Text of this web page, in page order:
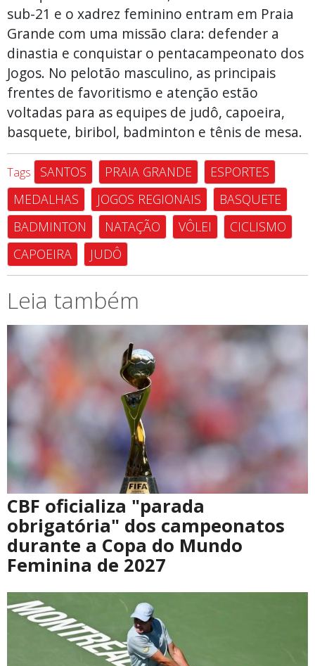
sub-21 e o xadrez feminino entram em Praia
Grande com uma missão clara: defender a
dinastia e conquistar o pentacampeonato dos
Jogos. No pelotão masculino, as principais
frentes de favoritismo e atenção estão
voltadas para as equipes de judô, capoeira,
basquete, biribol, badminton e tênis de mesa.
Tags SANTOS PRAIA GRANDE
ESPORTES
MEDALHAS
JOGOS REGIONAIS
BASQUETE
BADMINTON
NATAÇÃO VÔLEI
CICLISMO
CAPOEIRA
JUDÔ
Leia também
CBF oficializa "parada
obrigatória" dos campeonatos
durante a Copa do Mundo
Feminina de 2027